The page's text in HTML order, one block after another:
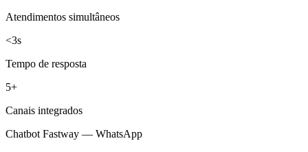
Atendimentos simultâneos
<3s
Tempo de resposta
5+
Canais integrados
Chatbot Fastway — WhatsApp